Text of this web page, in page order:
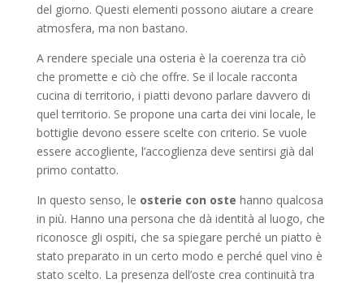
del giorno. Questi elementi possono aiutare a creare
atmosfera, ma non bastano.
A rendere speciale una osteria è la coerenza tra ciò
che promette e ciò che offre. Se il locale racconta
cucina di territorio, i piatti devono parlare davvero di
quel territorio. Se propone una carta dei vini locale, le
bottiglie devono essere scelte con criterio. Se vuole
essere accogliente, l’accoglienza deve sentirsi già dal
primo contatto.
In questo senso, le osterie con oste hanno qualcosa
in più. Hanno una persona che dà identità al luogo, che
riconosce gli ospiti, che sa spiegare perché un piatto è
stato preparato in un certo modo e perché quel vino è
stato scelto. La presenza dell’oste crea continuità tra